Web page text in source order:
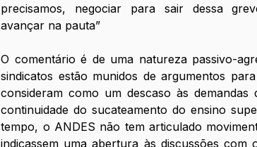
precisamos, negociar para sair dessa
avançar na pauta”
O comentário é de uma natureza passivo-
sindicatos estão munidos de argumentos
consideram como um descaso às demandas
continuidade do sucateamento do ensino
tempo, o ANDES não tem articulado
indicassem uma abertura às discussões com